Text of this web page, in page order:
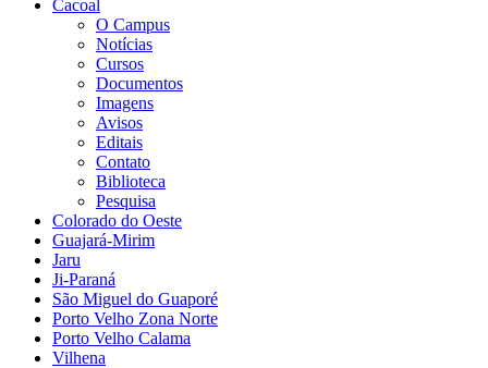
Cacoal
O Campus
Notícias
Cursos
Documentos
Imagens
Avisos
Editais
Contato
Biblioteca
Pesquisa
Colorado do Oeste
Guajará-Mirim
Jaru
Ji-Paraná
São Miguel do Guaporé
Porto Velho Zona Norte
Porto Velho Calama
Vilhena